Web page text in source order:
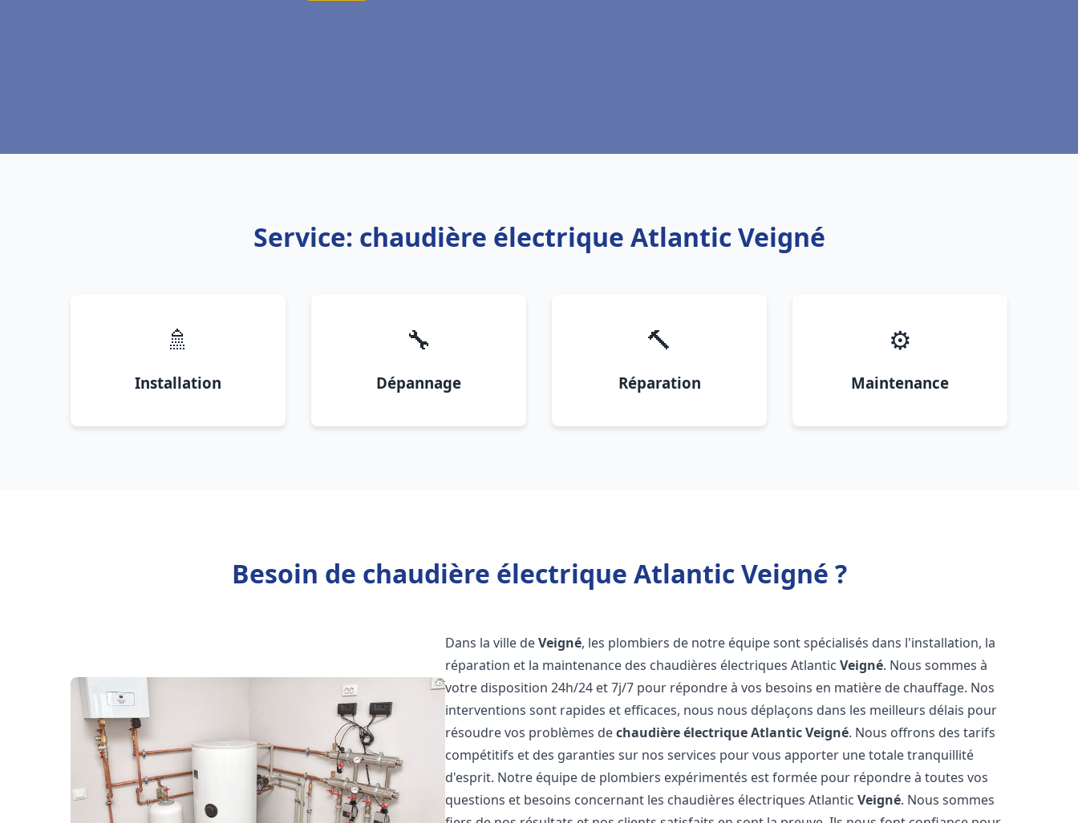
Service: chaudière électrique Atlantic Veigné
🚿
Installation
🔧
Dépannage
🔨
Réparation
⚙️
Maintenance
Besoin de chaudière électrique Atlantic Veigné ?
Dans la ville deVeigné, les plombiers de notre équipe sont spécialisés dans l'installation, la
réparation et la maintenance des chaudières électriques AtlanticVeigné. Nous sommes à
votre disposition 24h/24 et 7j/7 pour répondre à vos besoins en matière de chauffage. Nos
interventions sont rapides et efficaces, nous nous déplaçons dans les meilleurs délais pour
résoudre vos problèmes dechaudière électrique AtlanticVeigné. Nous offrons des tarifs
compétitifs et des garanties sur nos services pour vous apporter une totale tranquillité
d'esprit. Notre équipe de plombiers expérimentés est formée pour répondre à toutes vos
questions et besoins concernant les chaudières électriques AtlanticVeigné. Nous sommes